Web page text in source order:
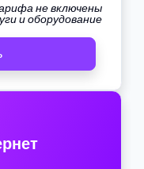
не включены
и оборудование